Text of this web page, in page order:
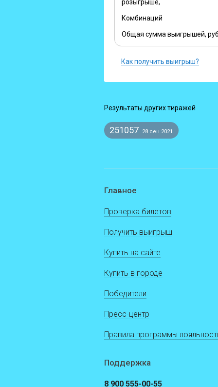
розыгрыше,
Комбинаций
Общая сумма выигрышей,
Как получить выигрыш?
Результаты других тиражей
251057 28 сен 2021
Главное
Проверка билетов
Получить выигрыш
Купить на сайте
Купить в городе
Победители
Пресс-центр
Правила программы
Поддержка
8 900 555-00-55